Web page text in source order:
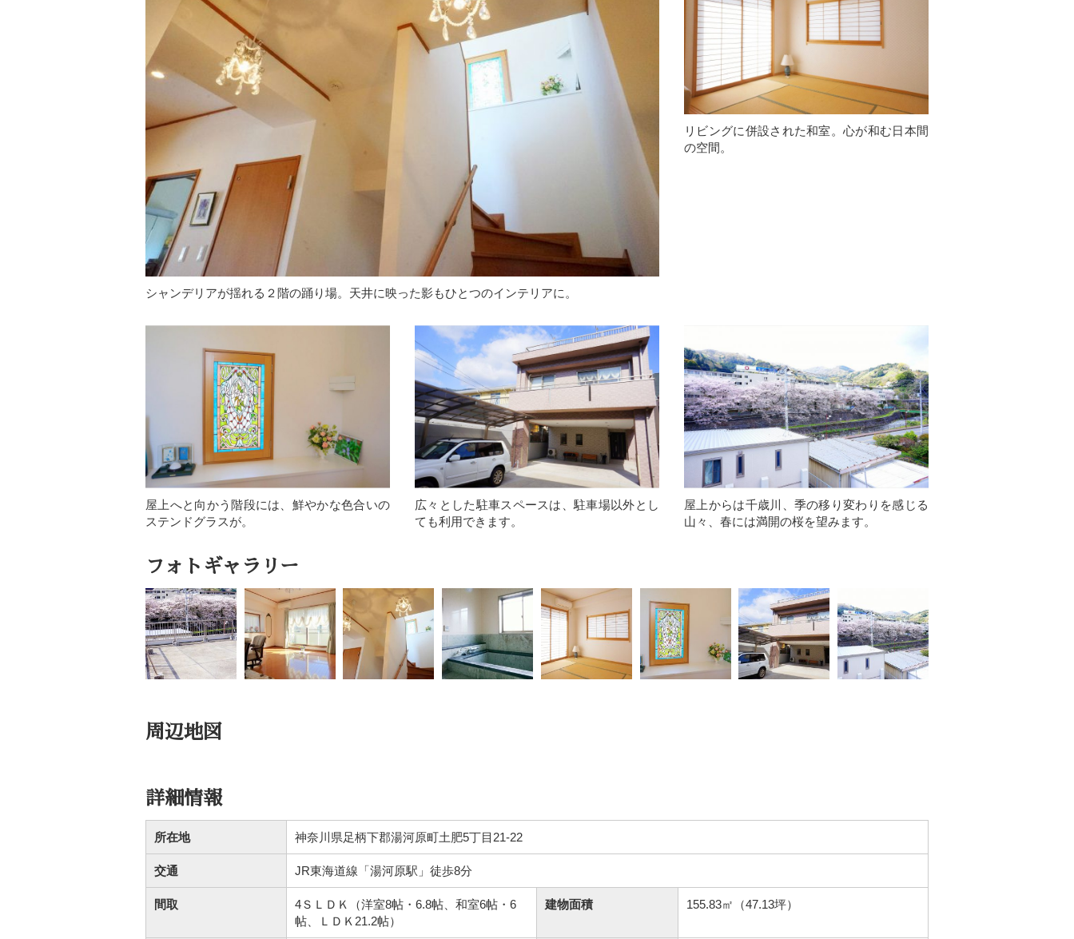
シャンデリアが揺れる２階の踊り場。天井に映った影もひとつのインテリアに。
リビングに併設された和室。心が和む日本間
の空間。
屋上へと向かう階段には、鮮やかな色合いの
ステンドグラスが。
広々とした駐車スペースは、駐車場以外とし
ても利用できます。
屋上からは千歳川、季の移り変わりを感じる
山々、春には満開の桜を望みます。
フォトギャラリー
周辺地図
詳細情報
所在地 神奈川県足柄下郡湯河原町土肥5丁目21-22
交通 JR東海道線「湯河原駅」徒歩8分
間取
4ＳＬＤＫ（洋室8帖・6.8帖、和室6帖・6
帖、ＬＤＫ21.2帖）
建物面積 155.83㎡（47.13坪）